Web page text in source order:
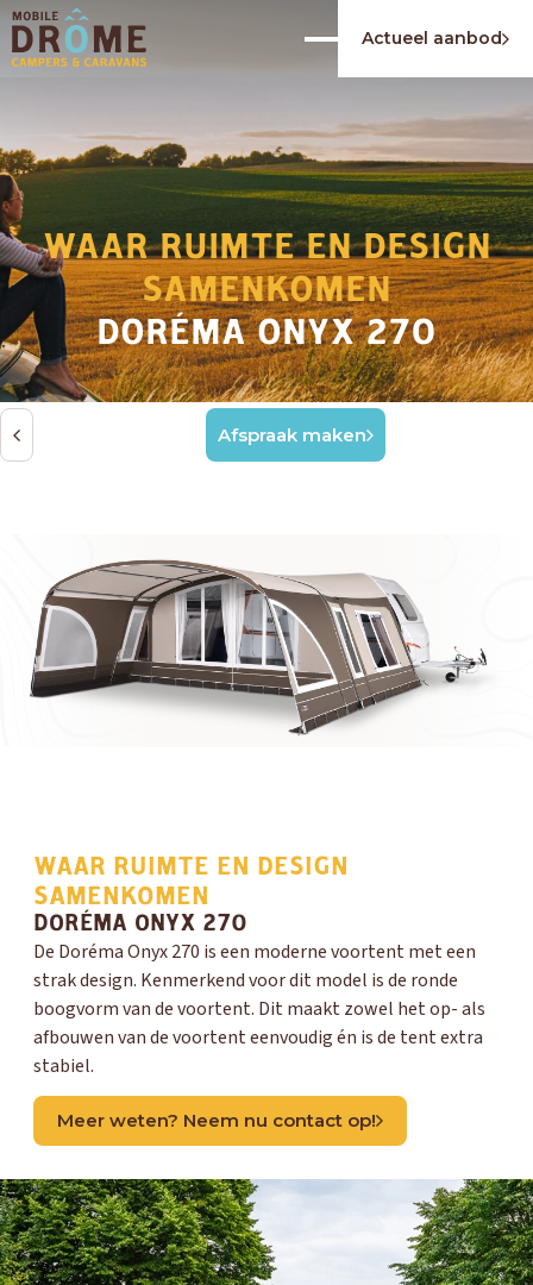
Actueel aanbod
WAAR RUIMTE EN DESIGN
SAMENKOMEN
DORÉMA ONYX 270
Afspraak maken
WAAR RUIMTE EN DESIGN
SAMENKOMEN
DORÉMA ONYX 270
De Doréma Onyx 270 is een moderne voortent met een
strak design. Kenmerkend voor dit model is de ronde
boogvorm van de voortent. Dit maakt zowel het op- als
afbouwen van de voortent eenvoudig én is de tent extra
stabiel.
Meer weten? Neem nu contact op!